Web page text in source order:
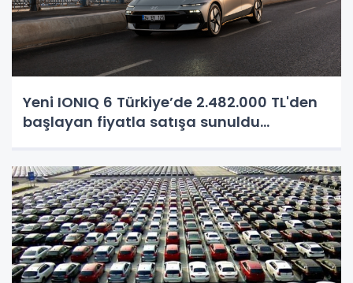
Yeni IONIQ 6 Türkiye’de 2.482.000 TL'den
başlayan fiyatla satışa sunuldu...